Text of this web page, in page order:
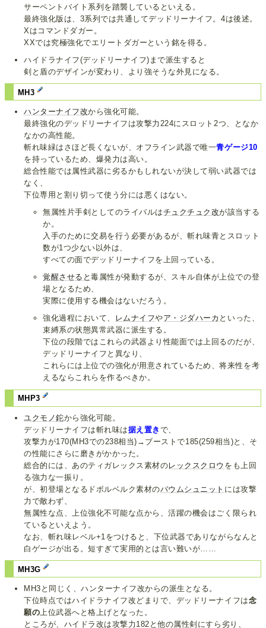
サーペントバイト系列を踏襲しているといえる。
最終強化版は、3系列では共通してデッドリーナイフ。4は後述。
Xはコマンドダガー。
XXでは究極強化でエリートダガーという銘を得る。
ハイドラナイフ(デッドリーナイフ)まで派生すると
剣と盾のデザインが変わり、より強そうな外見になる。
MH3
ハンターナイフ改から強化可能。
最終強化のデッドリーナイフは攻撃力224にスロット2つ、となか
なかの高性能。
斬れ味緑はさほど長くないが、オフライン武器で唯一青ゲージ10
を持っているため、爆発力は高い。
総合性能では属性武器に劣るかもしれないが決して弱い武器では
なく、
下位専用と割り切って使う分には悪くはない。
無属性片手剣としてのライバルはチュクチュク改が該当する
か。
入手のために交易を行う必要があるが、斬れ味青とスロット
数が1つ少ない以外は、
すべての面でデッドリーナイフを上回っている。
覚醒させると毒属性が発動するが、スキル自体が上位での登
場となるため、
実際に使用する機会はないだろう。
強化過程において、
レムナイフやア・ジダハーカ といった、
束縛系の状態異常武器に派生する。
下位の段階ではこれらの武器より性能面では上回るのだが、
デッドリーナイフと異なり、
これらには上位での強化が用意されているため、将来性を考
えるならこれらを作るべきか。
MHP3
ユクモノ鉈から強化可能。
デッドリーナイフは斬れ味は据え置き で、
攻撃力が170(MH3での238相当)→ブーストで185(259相当)と、そ
の性能にさらに磨きがかかった。
総合的には、あのティガレックス素材のレックスクロウ をも上回
る強力な一振り。
が、初登場となるドボルベルク素材のバウムシュニット には攻撃
力で敵わず、
無属性な点、上位強化不可能な点から、活躍の機会はごく限られ
ているといえよう。
なお、斬れ味レベル+1をつけると、下位武器でありながらなんと
白ゲージが出る。短すぎて実用的とは言い難いが……
MH3G
MH3と同じく、ハンターナイフ改からの派生となる。
下位時点ではハイドラナイフ改どまりで、デッドリーナイフは念
願の上位武器へと格上げとなった。
ところが、ハイドラ改は攻撃力182と他の属性剣にすら劣り、